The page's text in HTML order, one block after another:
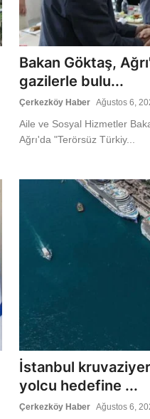
Bakan Göktaş,
gazilerle bulu...
Çerkezköy Haber Ağustos 6,
Aile ve Sosyal Hizmetler
Ağrı'da "Terörsüz Türkiy...
İstanbul
yolcu hedefine ...
Çerkezköy Haber Ağustos 6,